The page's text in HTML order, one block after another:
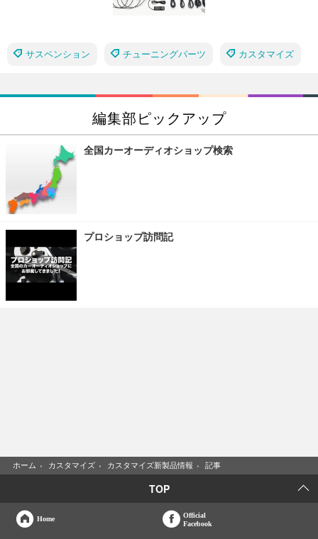
サスペンション チューニングパーツ カスタマイズ
編集部ピックアップ
全国カーオーディオショップ検索
プロショップ訪問記
ホーム › カスタマイズ › カスタマイズ新製品情報 › 記事
TOP
Home
Official
Facebook